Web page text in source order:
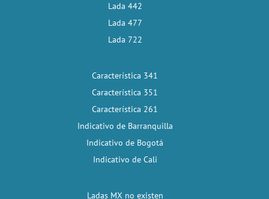
Lada 442
Lada 477
Lada 722
Característica 341
Característica 351
Característica 261
Indicativo de Barranquilla
Indicativo de Bogotá
Indicativo de Cali
Ladas MX no existen